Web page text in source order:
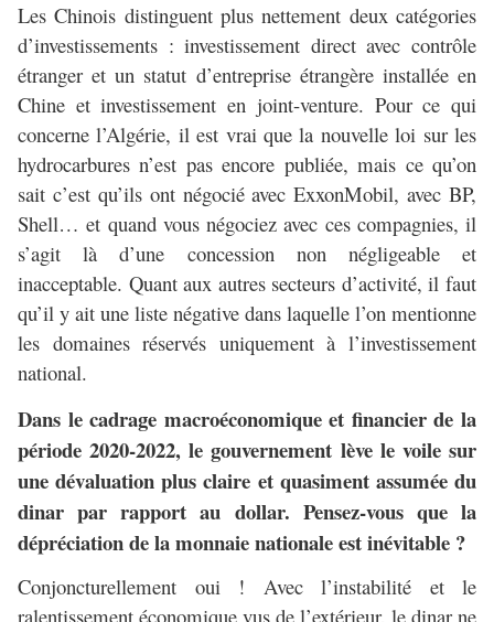
Les Chinois distinguent plus nettement deux catégories
d’investissements : investissement direct avec contrôle
étranger et un statut d’entreprise étrangère installée en
Chine et investissement en joint-venture. Pour ce qui
concerne l’Algérie, il est vrai que la nouvelle loi sur les
hydrocarbures n’est pas encore publiée, mais ce qu’on
sait c’est qu’ils ont négocié avec ExxonMobil, avec BP,
Shell… et quand vous négociez avec ces compagnies, il
s’agit là d’une concession non négligeable et
inacceptable. Quant aux autres secteurs d’activité, il faut
qu’il y ait une liste négative dans laquelle l’on mentionne
les domaines réservés uniquement à l’investissement
national.
Dans le cadrage macroéconomique et financier de la
période 2020-2022, le gouvernement lève le voile sur
une dévaluation plus claire et quasiment assumée du
dinar par rapport au dollar. Pensez-vous que la
dépréciation de la monnaie nationale est inévitable ?
Conjoncturellement oui ! Avec l’instabilité et le
ralentissement économique vus de l’extérieur, le dinar ne